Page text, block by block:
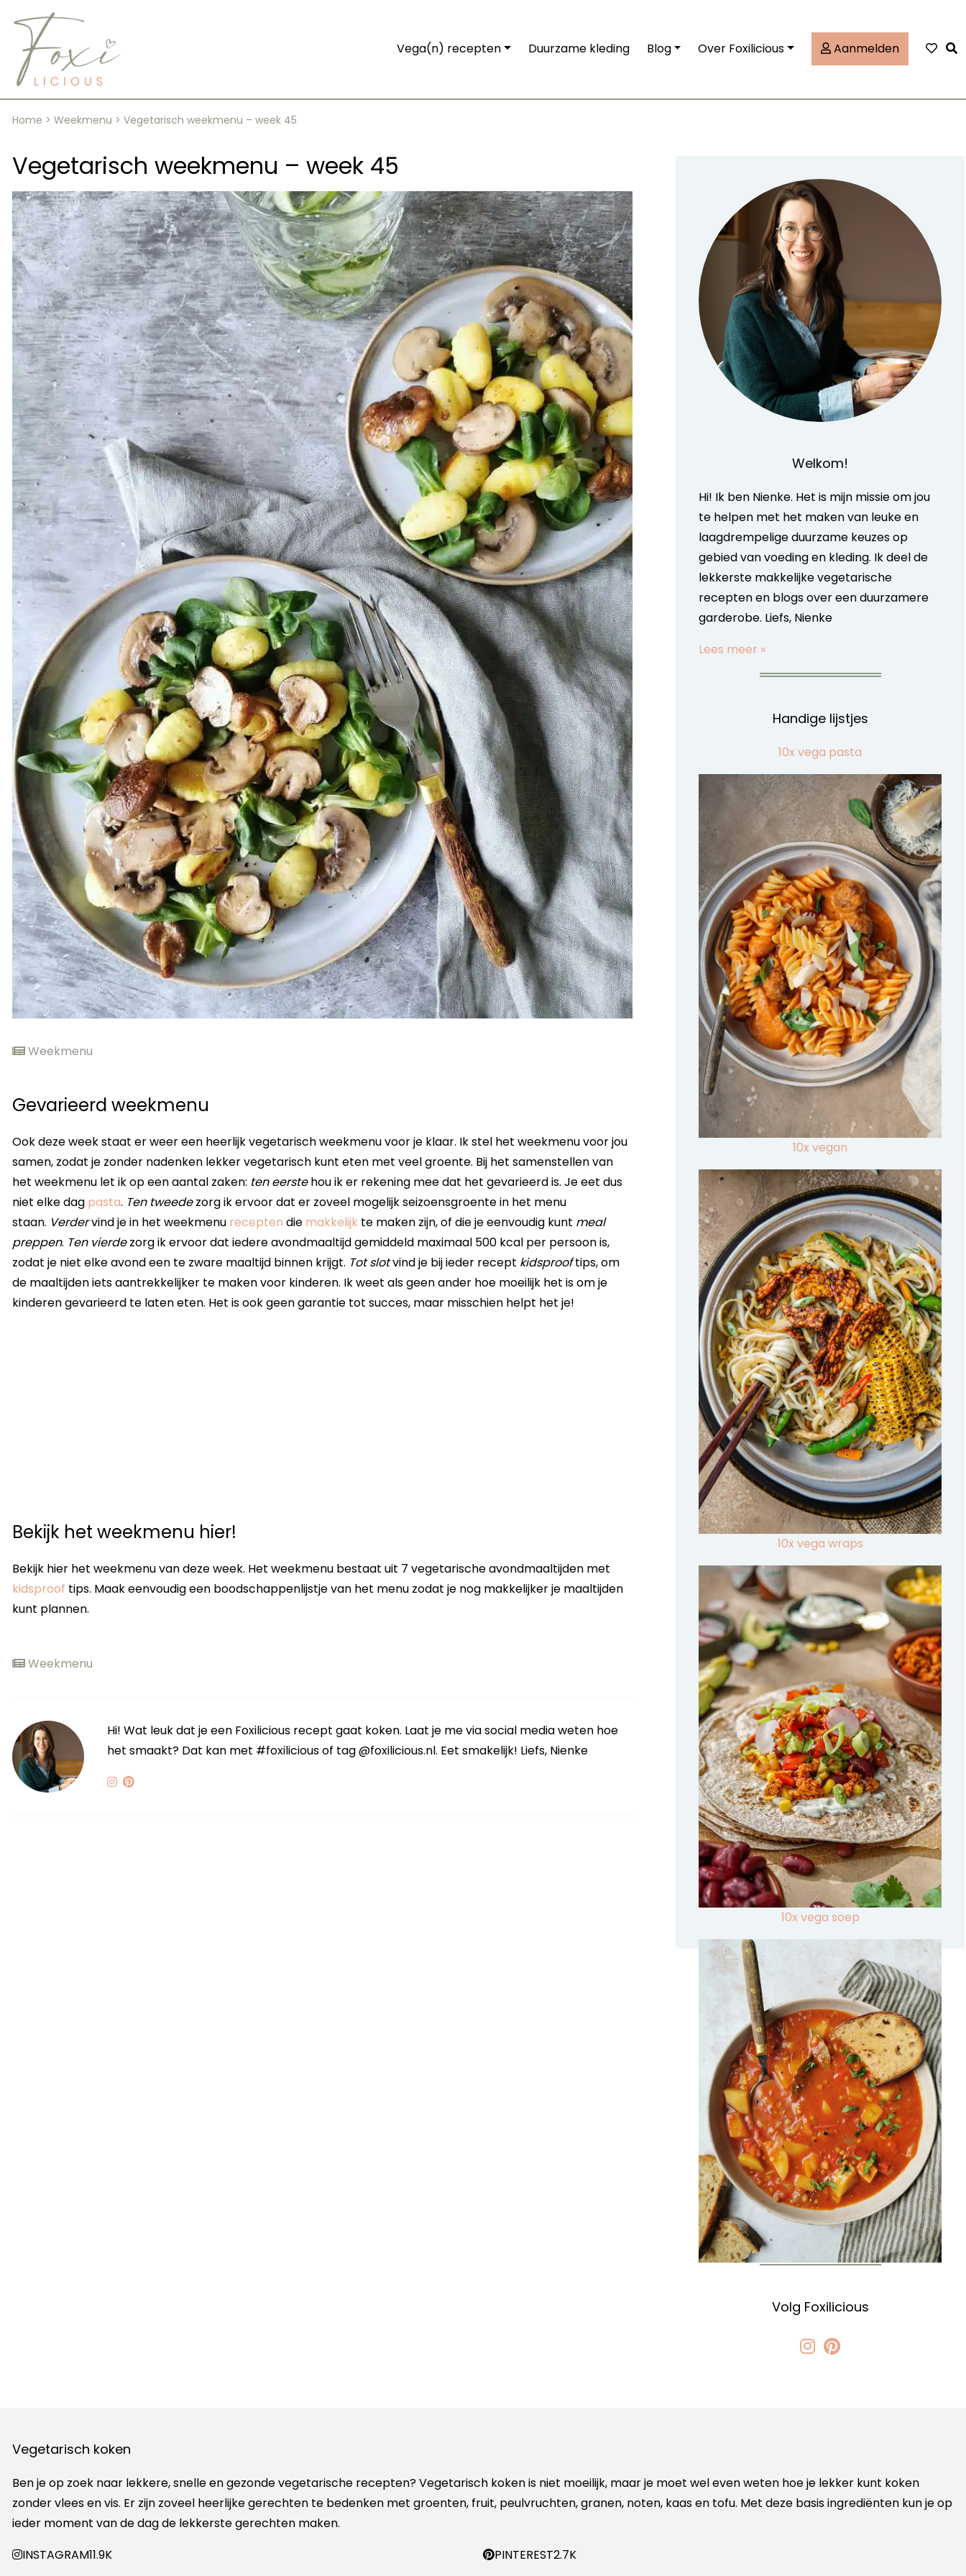
content
Vega(n) recepten Duurzame kleding Blog Over Foxilicious Aanmelden
Home > Weekmenu > Vegetarisch weekmenu – week 45
Vegetarisch weekmenu – week 45
Weekmenu
Gevarieerd weekmenu
Ook deze week staat er weer een heerlijk vegetarisch weekmenu voor je klaar. Ik stel het weekmenu voor jou
samen, zodat je zonder nadenken lekker vegetarisch kunt eten met veel groente. Bij het samenstellen van
het weekmenu let ik op een aantal zaken: ten eerstehou ik er rekening mee dat het gevarieerd is. Je eet dus
niet elke dag pasta. Ten tweedezorg ik ervoor dat er zoveel mogelijk seizoensgroente in het menu
staan. Verdervind je in het weekmenu recepten die makkelijk te maken zijn, of die je eenvoudig kunt meal
preppen. Ten vierdezorg ik ervoor dat iedere avondmaaltijd gemiddeld maximaal 500 kcal per persoon is,
zodat je niet elke avond een te zware maaltijd binnen krijgt. Tot slotvind je bij ieder recept kidsprooftips, om
de maaltijden iets aantrekkelijker te maken voor kinderen. Ik weet als geen ander hoe moeilijk het is om je
kinderen gevarieerd te laten eten. Het is ook geen garantie tot succes, maar misschien helpt het je!
Bekijk het weekmenu hier!
Bekijk hier het weekmenu van deze week. Het weekmenu bestaat uit 7 vegetarische avondmaaltijden met
kidsproof tips. Maak eenvoudig een boodschappenlijstje van het menu zodat je nog makkelijker je maaltijden
kunt plannen.
Weekmenu
Hi! Wat leuk dat je een Foxilicious recept gaat koken. Laat je me via social media weten hoe
het smaakt? Dat kan met #foxilicious of tag @foxilicious.nl. Eet smakelijk! Liefs, Nienke
Welkom!
Hi! Ik ben Nienke. Het is mijn missie om jou
te helpen met het maken van leuke en
laagdrempelige duurzame keuzes op
gebied van voeding en kleding. Ik deel de
lekkerste makkelijke vegetarische
recepten en blogs over een duurzamere
garderobe. Liefs, Nienke
Lees meer »
Handige lijstjes
10x vega pasta
10x vegan
10x vega wraps
10x vega soep
Volg Foxilicious
Vegetarisch koken
Ben je op zoek naar lekkere, snelle en gezonde vegetarische recepten? Vegetarisch koken is niet moeilijk, maar je moet wel even weten hoe je lekker kunt koken
zonder vlees en vis. Er zijn zoveel heerlijke gerechten te bedenken met groenten, fruit, peulvruchten, granen, noten, kaas en tofu. Met deze basis ingrediënten kun je op
ieder moment van de dag de lekkerste gerechten maken.
INSTAGRAM11.9K PINTEREST2.7K